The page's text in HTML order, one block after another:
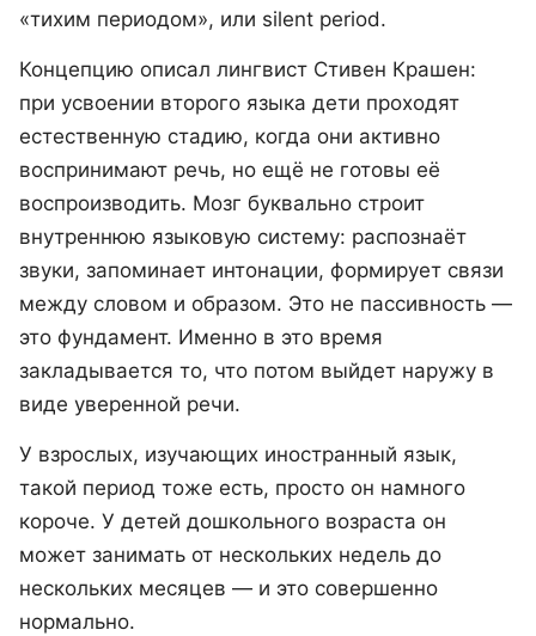
«тихим периодом», или silent period.
Концепцию описал лингвист Стивен Крашен:
при усвоении второго языка дети проходят
естественную стадию, когда они активно
воспринимают речь, но ещё не готовы её
воспроизводить. Мозг буквально строит
внутреннюю языковую систему: распознаёт
звуки, запоминает интонации, формирует связи
между словом и образом. Это не пассивность —
это фундамент. Именно в это время
закладывается то, что потом выйдет наружу в
виде уверенной речи.
У взрослых, изучающих иностранный язык,
такой период тоже есть, просто он намного
короче. У детей дошкольного возраста он
может занимать от нескольких недель до
нескольких месяцев — и это совершенно
нормально.